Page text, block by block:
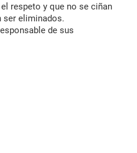
respeto y que no se ciñan
ser eliminados.
de sus